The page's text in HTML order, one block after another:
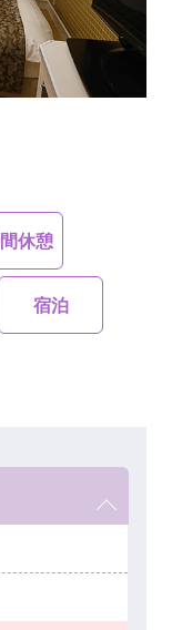
休憩
宿泊